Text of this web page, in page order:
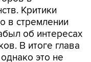
Критики
в стремлении
об интересах
В итоге глава
это не